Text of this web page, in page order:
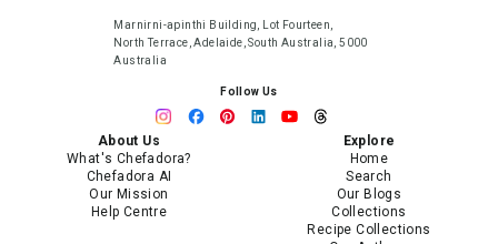
Marnirni-apinthi Building, Lot Fourteen,
North Terrace, Adelaide, South Australia, 5000
Australia
Follow Us
About Us
What's Chefadora?
Chefadora AI
Our Mission
Help Centre
Explore
Home
Search
Our Blogs
Collections
Recipe Collections